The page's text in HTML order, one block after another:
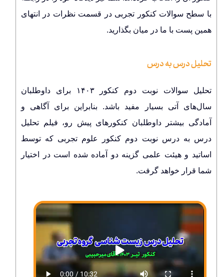
با سطح سوالات کنکور تجربی در قسمت نظرات در انتهای
همین پست با ما در میان بگذارید.
تحلیل درس به درس
تحلیل سوالات نوبت دوم کنکور ۱۴۰۳ برای داوطلبان
سال‌های آتی بسیار مفید باشد. بنابراین برای آگاهی و
آمادگی بیشتر داوطلبان کنکورهای پیش‌ رو، فیلم تحلیل
درس به درس نوبت دوم کنکور علوم تجربی که توسط
اساتید و هیئت علمی گزینه دو آماده شده است در اختیار
شما قرار خواهد گرفت.